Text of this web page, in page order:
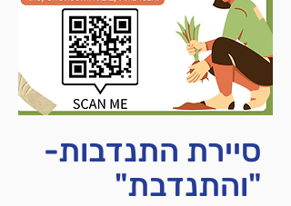
סיירת התנדבות-
"והתנדבת"